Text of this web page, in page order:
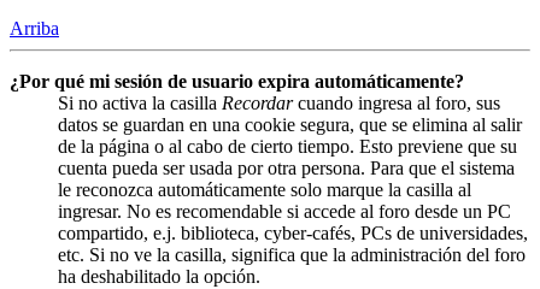
Arriba
¿Por qué mi sesión de usuario expira automáticamente?
Si no activa la casilla Recordarcuando ingresa al foro, sus
datos se guardan en una cookie segura, que se elimina al salir
de la página o al cabo de cierto tiempo. Esto previene que su
cuenta pueda ser usada por otra persona. Para que el sistema
le reconozca automáticamente solo marque la casilla al
ingresar. No es recomendable si accede al foro desde un PC
compartido, e.j. biblioteca, cyber-cafés, PCs de universidades,
etc. Si no ve la casilla, significa que la administración del foro
ha deshabilitado la opción.